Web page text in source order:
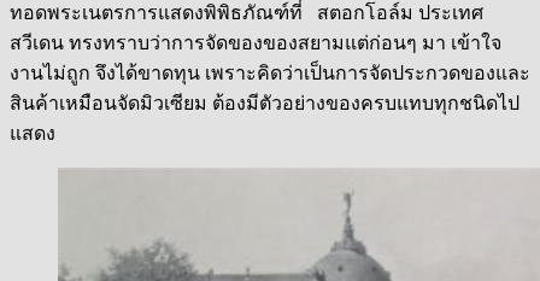
ทอดพระเนตรการแสดงพิพิธภัณฑ์ที่ สตอกโอล์ม ประเทศ
สวีเดน ทรงทราบว่าการจัดของของสยามแต่ก่อนๆ มา เข้าใจ
งานไม่ถูก จึงได้ขาดทุน เพราะคิดว่าเป็นการจัดประกวดของและ
สินค้าเหมือนจัดมิวเซียม ต้องมีตัวอย่างของครบแทบทุกชนิดไป
แสดง